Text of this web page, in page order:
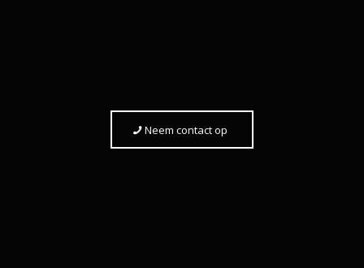
Neem contact op